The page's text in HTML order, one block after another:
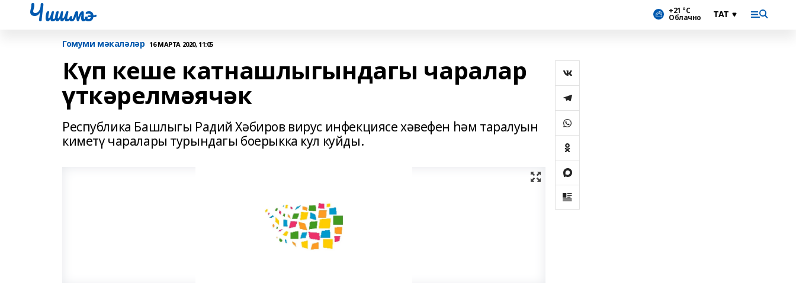
Чишмэ +21 °С
Облачно
Гомуми мәкаләләр 16 МАРТА 2020, 11:05
Күп кеше катнашлыгындагы чаралар
үткәрелмәячәк
Республика Башлыгы Радий Хәбиров вирус инфекциясе хәвефен һәм таралуын
киметү чаралары турындагы боерыкка кул куйды.